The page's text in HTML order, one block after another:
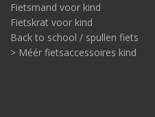
Fietsmand voor kind
Fietskrat voor kind
Back to school / spullen fiets
> Méér fietsaccessoires kind